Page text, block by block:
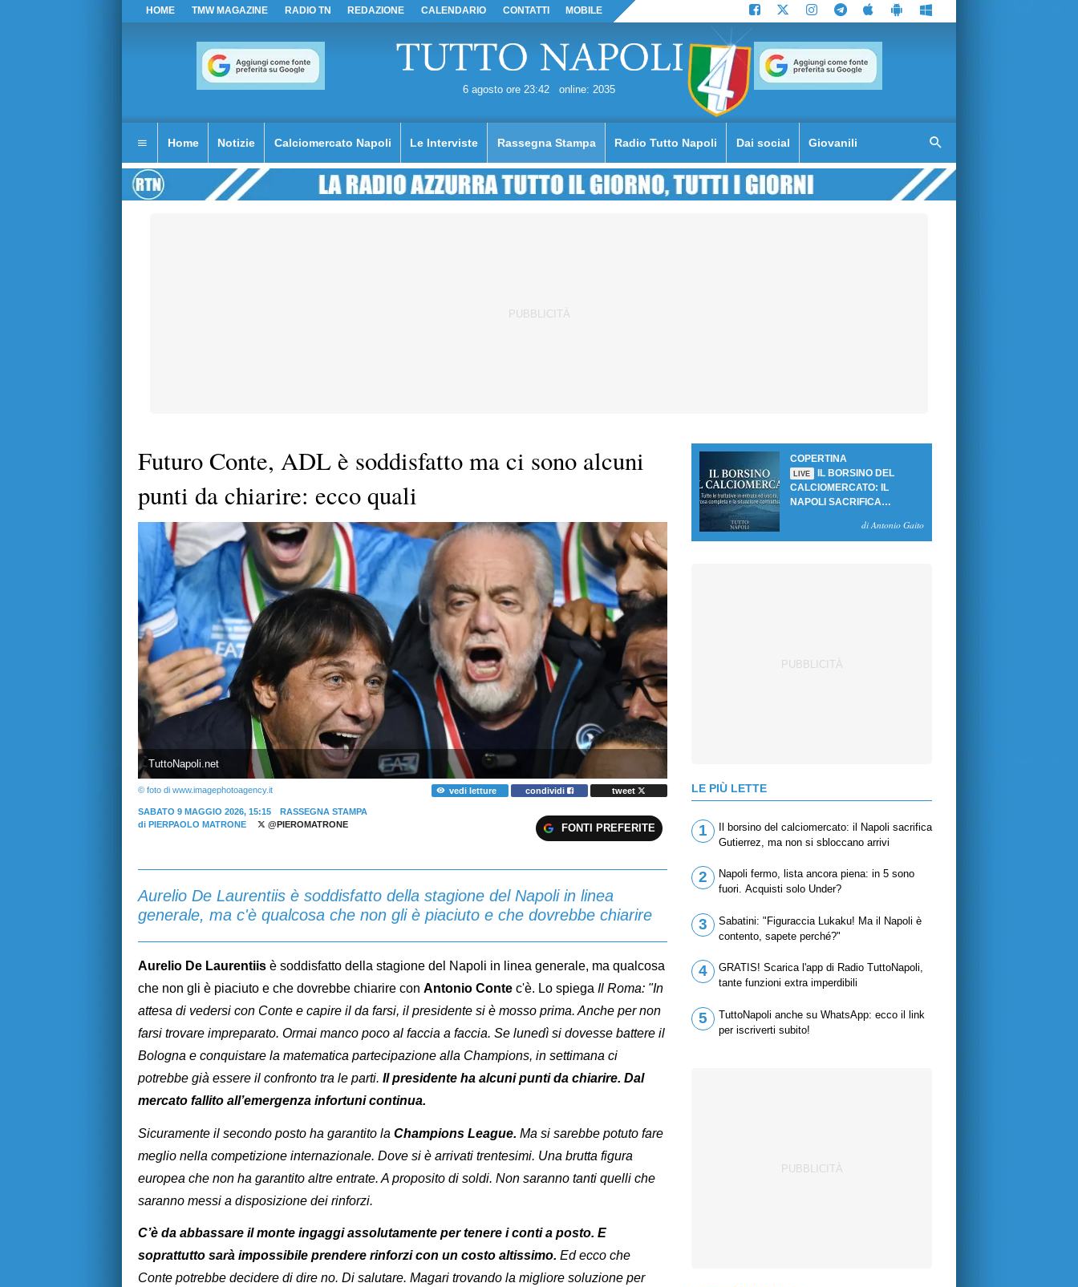
HOME TMW MAGAZINE RADIO TN REDAZIONE CALENDARIO CONTATTI MOBILE
6 agosto ore 23:42 online: 2035
Home Notizie Calciomercato Napoli Le Interviste Rassegna Stampa Radio Tutto Napoli Dai social Giovanili
Futuro Conte, ADL è soddisfatto ma ci sono alcuni
punti da chiarire: ecco quali
TuttoNapoli.net
© foto di www.imagephotoagency.it vedi letture condividi tweet
SABATO 9 MAGGIO 2026, 15:15
RASSEGNA STAMPA
di PIERPAOLO MATRONE @PIEROMATRONE FONTI PREFERITE
Aurelio De Laurentiis è soddisfatto della stagione del Napoli in linea
generale, ma c'è qualcosa che non gli è piaciuto e che dovrebbe chiarire
Aurelio De Laurentiis è soddisfatto della stagione del Napoli in linea generale, ma qualcosa
che non gli è piaciuto e che dovrebbe chiarire con Antonio Conte c'è. Lo spiega Il Roma: "In
attesa di vedersi con Conte e capire il da farsi, il presidente si è mosso prima. Anche per non
farsi trovare impreparato. Ormai manco poco al faccia a faccia. Se lunedì si dovesse battere il
Bologna e conquistare la matematica partecipazione alla Champions, in settimana ci
potrebbe già essere il confronto tra le parti. Il presidente ha alcuni punti da chiarire. Dal
mercato fallito all’emergenza infortuni continua.
Sicuramente il secondo posto ha garantito la Champions League. Ma si sarebbe potuto fare
meglio nella competizione internazionale. Dove si è arrivati trentesimi. Una brutta figura
europea che non ha garantito altre entrate. A proposito di soldi. Non saranno tanti quelli che
saranno messi a disposizione dei rinforzi.
C’è da abbassare il monte ingaggi assolutamente per tenere i conti a posto. E
soprattutto sarà impossibile prendere rinforzi con un costo altissimo. Ed ecco che
Conte potrebbe decidere di dire no. Di salutare. Magari trovando la migliore soluzione per
COPERTINA
LIVE
IL BORSINO DEL
CALCIOMERCATO: IL
NAPOLI SACRIFICA
SBLOCCANO ARRIVIdi Antonio Gaito
LE PIÙ LETTE
1
Il borsino del calciomercato: il Napoli sacrifica
Gutierrez, ma non si sbloccano arrivi
2
Napoli fermo, lista ancora piena: in 5 sono
fuori. Acquisti solo Under?
3
Sabatini: "Figuraccia Lukaku! Ma il Napoli è
contento, sapete perché?"
4
GRATIS! Scarica l'app di Radio TuttoNapoli,
tante funzioni extra imperdibili
5
TuttoNapoli anche su WhatsApp: ecco il link
per iscriverti subito!